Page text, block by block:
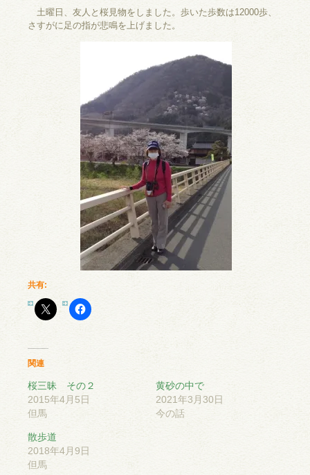
土曜日、友人と桜見物をしました。歩いた歩数は12000歩、
さすがに足の指が悲鳴を上げました。
共有:
関連
桜三昧 その２
2015年4月5日
但馬
黄砂の中で
2021年3月30日
今の話
散歩道
2018年4月9日
但馬